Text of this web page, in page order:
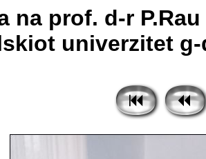
na prof. d-r
univerzitet